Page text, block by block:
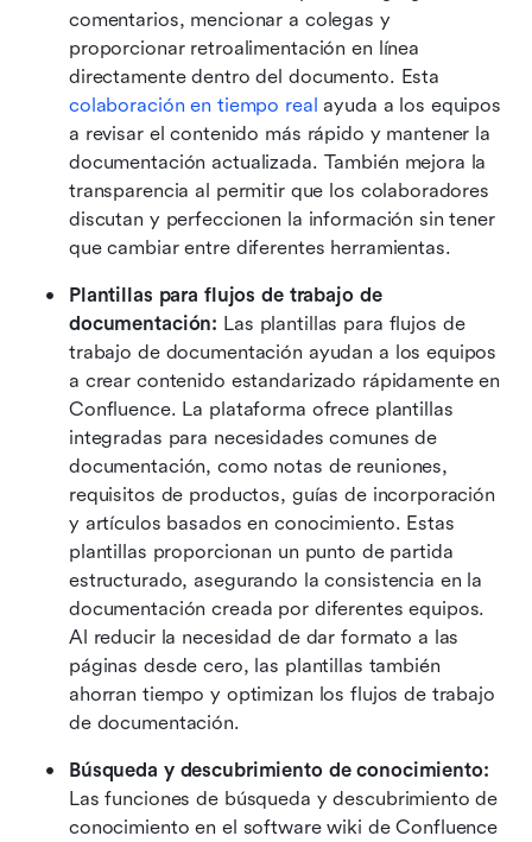
comentarios, mencionar a colegas y
proporcionar retroalimentación en línea
colaboración en tiempo real ayuda a los equipos
a revisar el contenido más rápido y mantener la
documentación actualizada. También mejora la
transparencia al permitir que los colaboradores
discutan y perfeccionen la información sin tener
que cambiar entre diferentes herramientas.
Plantillas para flujos de trabajo de
documentación: Las plantillas para flujos de
trabajo de documentación ayudan a los equipos
a crear contenido estandarizado rápidamente en
Confluence. La plataforma ofrece plantillas
integradas para necesidades comunes de
documentación, como notas de reuniones,
requisitos de productos, guías de incorporación
y artículos basados en conocimiento. Estas
plantillas proporcionan un punto de partida
estructurado, asegurando la consistencia en la
documentación creada por diferentes equipos.
Al reducir la necesidad de dar formato a las
páginas desde cero, las plantillas también
ahorran tiempo y optimizan los flujos de trabajo
de documentación.
Las funciones de búsqueda y descubrimiento de
conocimiento en el software wiki de Confluence